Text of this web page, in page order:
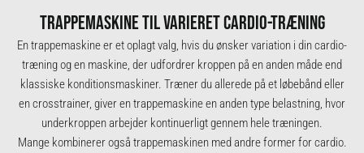
TRAPPEMASKINE TIL VARIERET CARDIO-TRÆNING
En trappemaskine er et oplagt valg, hvis du ønsker variation i din cardio-
træning og en maskine, der udfordrer kroppen på en anden måde end
klassiske konditionsmaskiner. Træner du allerede på et løbebånd eller
encrosstrainer, giver en trappemaskine en anden type belastning, hvor
underkroppen arbejder kontinuerligt gennem hele træningen.
Mange kombinerer også trappemaskinen med andre former for cardio.